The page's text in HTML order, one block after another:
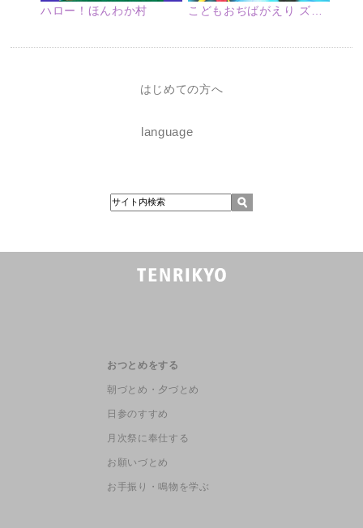
ハロー！ほんわか村
はじめての方へ
language
おつとめをする
朝づとめ・夕づとめ
日参のすすめ
月次祭に奉仕する
お願いづとめ
お手振り・鳴物を学ぶ